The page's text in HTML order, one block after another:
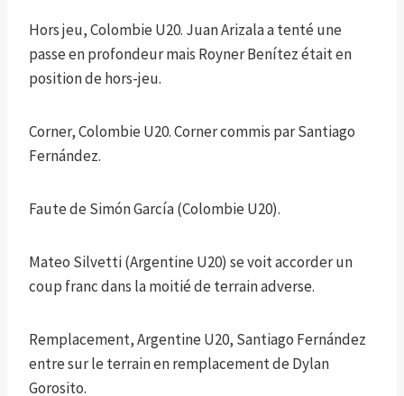
Hors jeu, Colombie U20. Juan Arizala a tenté une
passe en profondeur mais Royner Benítez était en
position de hors-jeu.
Corner, Colombie U20. Corner commis par Santiago
Fernández.
Faute de Simón García (Colombie U20).
Mateo Silvetti (Argentine U20) se voit accorder un
coup franc dans la moitié de terrain adverse.
Remplacement, Argentine U20, Santiago Fernández
entre sur le terrain en remplacement de Dylan
Gorosito.